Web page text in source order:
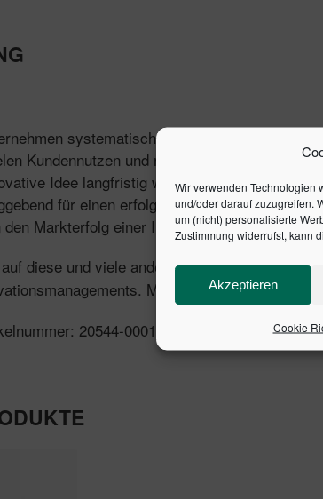
Wir verwenden Technologien
und/oder darauf zuzugreifen.
um (nicht) personalisierte
Zustimmung widerrufst, kann
Akzeptieren
Cookie
systematisch nach Neuem suchen?
Kundennutzen und neue Geschäftsmodelle
Idee langfristig weiterentwickelt?
für einen erfolgreichen
Markterfolg einer Innovation?
diese und viele andere Fragen vermittelt
Mit vielen
20544-0001 | ISBN: 9783791030609